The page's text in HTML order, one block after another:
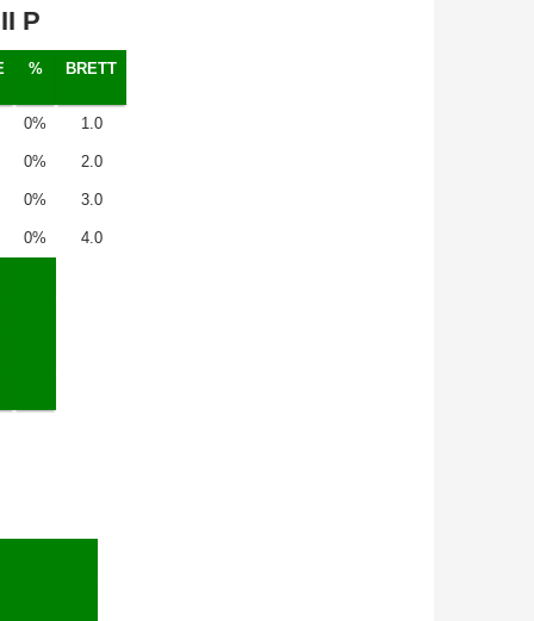
P
% BRETT
0% 1.0
0% 2.0
0% 3.0
0% 4.0